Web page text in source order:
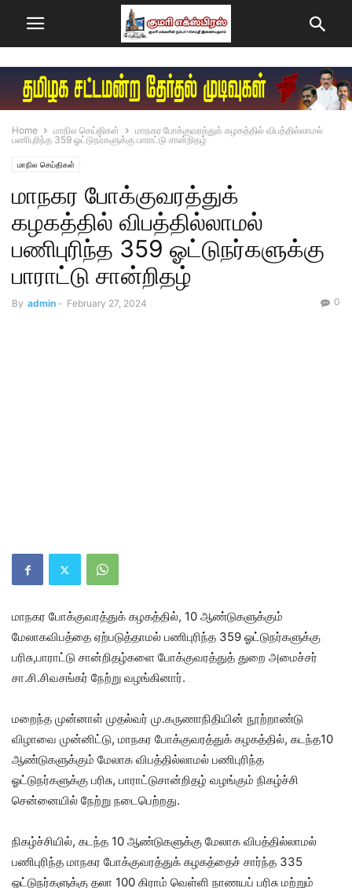
Home மாநில செய்திகள்
மாநகர போக்குவரத்துக் கழகத்தில் விபத்தில்லாமல்
பணிபுரிந்த 359 ஓட்டுநர்களுக்கு பாராட்டு சான்றிதழ்
மாநில செய்திகள்
மாநகர போக்குவரத்துக்
கழகத்தில் விபத்தில்லாமல்
பணிபுரிந்த 359 ஓட்டுநர்களுக்கு
பாராட்டு சான்றிதழ்
By admin - February 27, 2024 0
மாநகர போக்குவரத்துக் கழகத்தில், 10 ஆண்டுகளுக்கும்
மேலாகவிபத்தை ஏற்படுத்தாமல் பணிபுரிந்த 359 ஓட்டுநர்களுக்கு
பரிசு,பாராட்டு சான்றிதழ்களை போக்குவரத்துத் துறை அமைச்சர்
சா.சி.சிவசங்கர் நேற்று வழங்கினார்.
மறைந்த முன்னாள் முதல்வர் மு.கருணாநிதியின் நூற்றாண்டு
விழாவை முன்னிட்டு, மாநகர போக்குவரத்துக் கழகத்தில், கடந்த10
ஆண்டுகளுக்கும் மேலாக விபத்தில்லாமல் பணிபுரிந்த
ஓட்டுநர்களுக்கு பரிசு, பாராட்டுசான்றிதழ் வழங்கும் நிகழ்ச்சி
சென்னையில் நேற்று நடைபெற்றது.
நிகழ்ச்சியில், கடந்த 10 ஆண்டுகளுக்கு மேலாக விபத்தில்லாமல்
பணிபுரிந்த மாநகர போக்குவரத்துக் கழகத்தைச் சார்ந்த 335
ஓட்டுநர்களுக்கு தலா 100 கிராம் வெள்ளி நாணயப் பரிசு மற்றும்